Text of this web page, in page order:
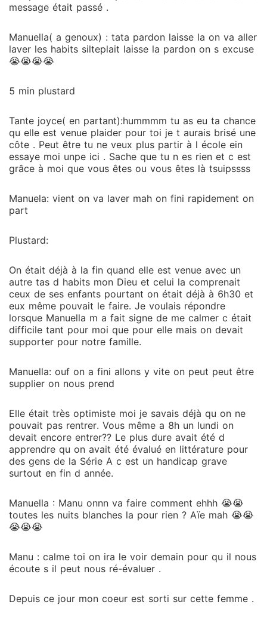
message était passé .
Manuella( a genoux) : tata pardon laisse la on va aller
laver les habits silteplait laisse la pardon on s excuse
😭😭😭😭
5 min plustard
Tante joyce( en partant):hummmm tu as eu ta chance
qu elle est venue plaider pour toi je t aurais brisé une
côte . Peut être tu ne veux plus partir à l école ein
essaye moi unpe ici . Sache que tu n es rien et c est
grâce à moi que vous êtes ou vous êtes là tsuipssss
Manuela: vient on va laver mah on fini rapidement on
part
Plustard:
On était déjà à la fin quand elle est venue avec un
autre tas d habits mon Dieu et celui la comprenait
ceux de ses enfants pourtant on était déjà à 6h30 et
eux même pouvait le faire. Je voulais répondre
lorsque Manuella m a fait signe de me calmer c était
difficile tant pour moi que pour elle mais on devait
supporter pour notre famille.
Manuella: ouf on a fini allons y vite on peut peut être
supplier on nous prend
Elle était très optimiste moi je savais déjà qu on ne
pouvait pas rentrer. Vous même a 8h un lundi on
devait encore entrer?? Le plus dure avait été d
apprendre qu on avait été évalué en littérature pour
des gens de la Série A c est un handicap grave
surtout en fin d année.
Manuella : Manu onnn va faire comment ehhh 😭😭
toutes les nuits blanches la pour rien ? Aïe mah 😭😭
😭😭😭
Manu : calme toi on ira le voir demain pour qu il nous
écoute s il peut nous ré-évaluer .
Depuis ce jour mon coeur est sorti sur cette femme .